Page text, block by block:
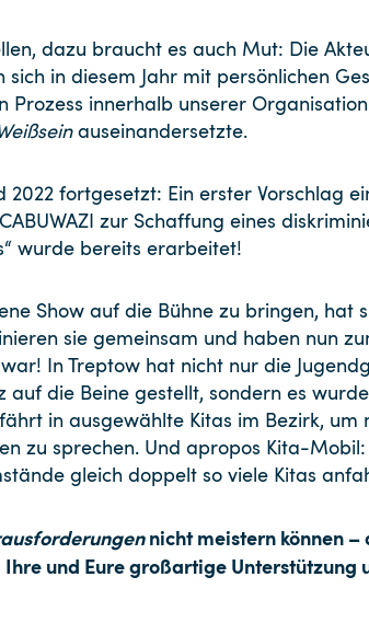
dazu braucht es auch Mut: Die
sich in diesem Jahr mit persönlichen
Prozess innerhalb unserer
auseinandersetzte.
fortgesetzt: Ein erster Vorschlag
zur Schaffung eines
wurde bereits erarbeitet!
Show auf die Bühne zu bringen, hat
sie gemeinsam und haben nun
In Treptow hat nicht nur die
auf die Beine gestellt, sondern es
in ausgewählte Kitas im Bezirk,
zu sprechen. Und apropos Kita-
gleich doppelt so viele Kitas
nicht meistern können –
und Eure großartige